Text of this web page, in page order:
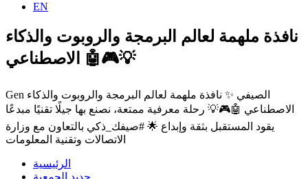
EN
‏نافذة ملهمة لعالم البرمجة والروبوت والذكاء
الاصطناعي 🤖🎮💡
Gen الصيفي ✨ ‏نافذة ملهمة لعالم البرمجة والروبوت والذكاء
الاصطناعي 🤖🎮💡 ‏رحلة معرفية ممتعة، نصنع بها جيلًا تقنيًا مبدعًا
يقود المستقبل بثقة وإبداع 🌟 ‏⁧‫#صيفك_ذكي‬⁩ ‏بالتعاون مع وزارة
الاتصالات وتقنية المعلومات
الرئيسية
جديد الجمعية